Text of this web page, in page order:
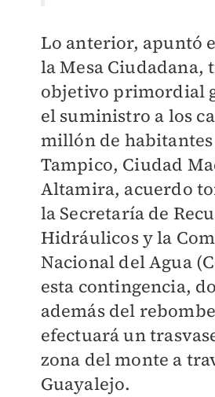
Lo anterior, apuntó
la Mesa Ciudadana,
objetivo primordial
el suministro a los
millón de
Tampico, Ciudad
Altamira, acuerdo
la Secretaría de
Hidráulicos y la
Nacional del Agua
esta contingencia,
además del
efectuará un
zona del monte a
Guayalejo.